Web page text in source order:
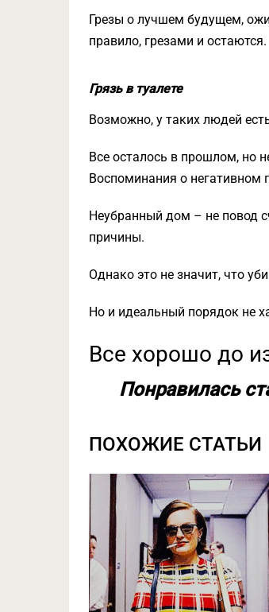
Грезы о лучшем будущем,
правило, грезами и остаются.
Грязь в туалете
Возможно, у таких людей
Все осталось в прошлом, но
Воспоминания о
Неубранный дом – не повод
причины.
Однако это не значит, что
Но и идеальный порядок не
Все хорошо до
Понравилась
ПОХОЖИЕ СТАТЬИ